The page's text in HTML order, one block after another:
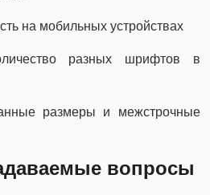
на мобильных устройствах
разных шрифтов в
размеры и межстрочные
вопросы